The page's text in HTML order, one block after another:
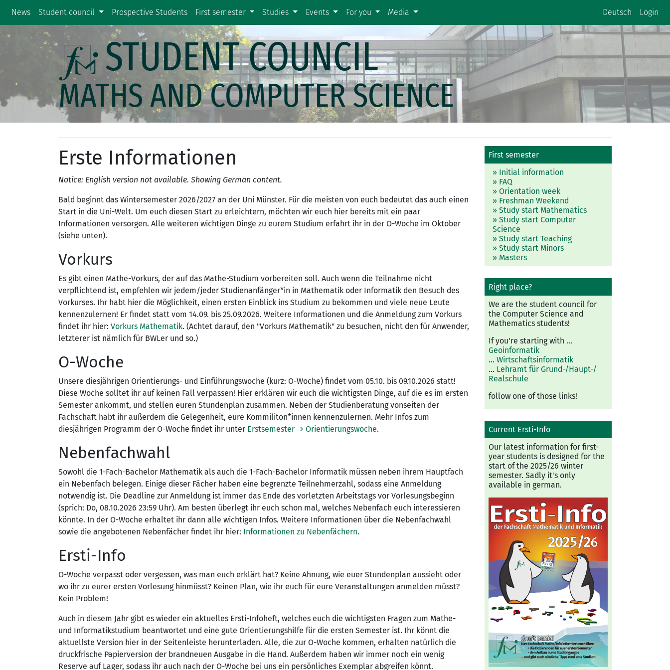
News Student council Prospective Students First semester Studies Events For you Media Deutsch Login
STUDENT COUNCIL
MATHS AND COMPUTER SCIENCE
Erste Informationen
Notice: English version not available. Showing German content.
Bald beginnt das Wintersemester 2026/2027 an der Uni Münster. Für die meisten von euch bedeutet das auch einen
Start in die Uni-Welt. Um euch diesen Start zu erleichtern, möchten wir euch hier bereits mit ein paar
Informationen versorgen. Alle weiteren wichtigen Dinge zu eurem Studium erfahrt ihr in der O-Woche im Oktober
(siehe unten).
Vorkurs
Es gibt einen Mathe-Vorkurs, der auf das Mathe-Studium vorbereiten soll. Auch wenn die Teilnahme nicht
verpflichtend ist, empfehlen wir jedem/jeder Studienanfänger*in in Mathematik oder Informatik den Besuch des
Vorkurses. Ihr habt hier die Möglichkeit, einen ersten Einblick ins Studium zu bekommen und viele neue Leute
kennenzulernen! Er findet statt vom 14.09. bis 25.09.2026. Weitere Informationen und die Anmeldung zum Vorkurs
findet ihr hier: Vorkurs Mathematik. (Achtet darauf, den "Vorkurs Mathematik" zu besuchen, nicht den für Anwender,
letzterer ist nämlich für BWLer und so.)
O-Woche
Unsere diesjährigen Orientierungs- und Einführungswoche (kurz: O-Woche) findet vom 05.10. bis 09.10.2026 statt!
Diese Woche solltet ihr auf keinen Fall verpassen! Hier erklären wir euch die wichtigsten Dinge, auf die es im ersten
Semester ankommt, und stellen euren Stundenplan zusammen. Neben der Studienberatung vonseiten der
Fachschaft habt ihr außerdem die Gelegenheit, eure Kommiliton*innen kennenzulernen. Mehr Infos zum
diesjährigen Programm der O-Woche findet ihr unter Erstsemester → Orientierungswoche.
Nebenfachwahl
Sowohl die 1-Fach-Bachelor Mathematik als auch die 1-Fach-Bachelor Informatik müssen neben ihrem Hauptfach
ein Nebenfach belegen. Einige dieser Fächer haben eine begrenzte Teilnehmerzahl, sodass eine Anmeldung
notwendig ist. Die Deadline zur Anmeldung ist immer das Ende des vorletzten Arbeitstags vor Vorlesungsbeginn
(sprich: Do, 08.10.2026 23:59 Uhr). Am besten überlegt ihr euch schon mal, welches Nebenfach euch interessieren
könnte. In der O-Woche erhaltet ihr dann alle wichtigen Infos. Weitere Informationen über die Nebenfachwahl
sowie die angebotenen Nebenfächer findet ihr hier: Informationen zu Nebenfächern.
Ersti-Info
O-Woche verpasst oder vergessen, was man euch erklärt hat? Keine Ahnung, wie euer Stundenplan aussieht oder
wo ihr zu eurer ersten Vorlesung hinmüsst? Keinen Plan, wie ihr euch für eure Veranstaltungen anmelden müsst?
Kein Problem!
Auch in diesem Jahr gibt es wieder ein aktuelles Ersti-Infoheft, welches euch die wichtigsten Fragen zum Mathe-
und Informatikstudium beantwortet und eine gute Orientierungshilfe für die ersten Semester ist. Ihr könnt die
aktuellste Version hier in der Seitenleiste herunterladen. Alle, die zur O-Woche kommen, erhalten natürlich die
druckfrische Papierversion der brandneuen Ausgabe in die Hand. Außerdem haben wir immer noch ein wenig
Reserve auf Lager, sodass ihr auch nach der O-Woche bei uns ein persönliches Exemplar abgreifen könnt.
First semester
» Initial information
» FAQ
» Orientation week
» Freshman Weekend
» Study start Mathematics
» Study start Computer
Science
» Study start Teaching
» Study start Minors
» Masters
Right place?
We are the student council for
the Computer Science and
Mathematics students!
If you're starting with ...
Geoinformatik
... Wirtschaftsinformatik
... Lehramt für Grund-/Haupt-/
Real­schule
follow one of those links!
Current Ersti-Info
Our latest information for first-
year students is designed for the
start of the 2025/26 winter
semester. Sadly it's only
available in german.